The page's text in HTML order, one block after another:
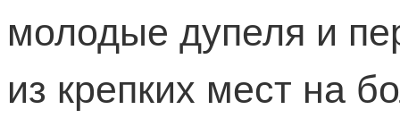
молодые дупеля и
из крепких мест на